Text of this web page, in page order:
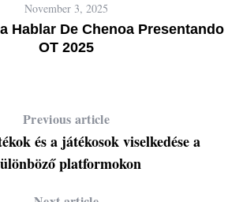
November 3, 2025
Hablar De Chenoa Presentando
OT 2025
Previous article
és a játékosok viselkedése a
platformokon